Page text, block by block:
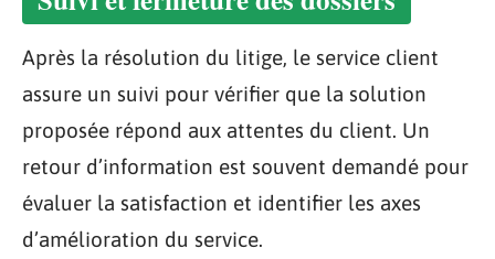
Après la résolution du litige, le service client
assure un suivi pour vérifier que la solution
proposée répond aux attentes du client. Un
retour d’information est souvent demandé pour
évaluer la satisfaction et identifier les axes
d’amélioration du service.